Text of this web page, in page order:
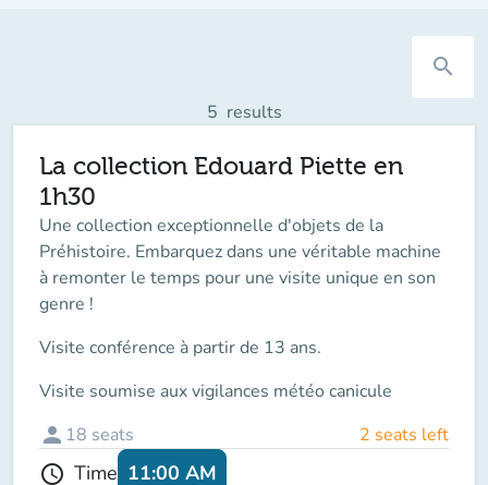
search
5 results
La collection Edouard Piette en
1h30
Une collection exceptionnelle d'objets de la
Préhistoire. Embarquez dans une véritable machine
à remonter le temps pour une visite unique en son
genre !
Visite conférence à partir de 13 ans.
Visite soumise aux vigilances météo canicule
person 18 seats 2 seats left
schedule Time 11:00 AM